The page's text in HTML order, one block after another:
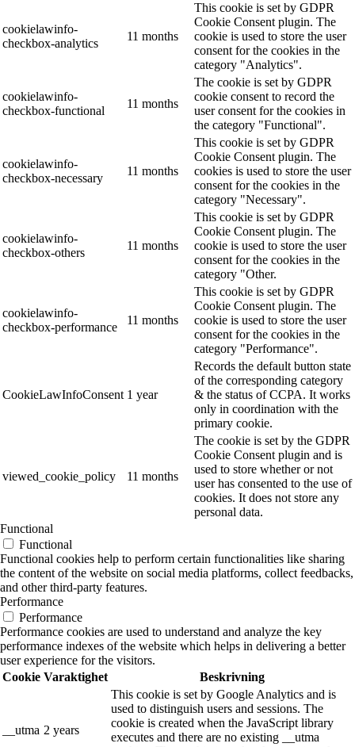
cookielawinfo-
checkbox-analytics
11 months
This cookie is set by GDPR
Cookie Consent plugin. The
cookie is used to store the user
consent for the cookies in the
category "Analytics".
cookielawinfo-
checkbox-functional
11 months
The cookie is set by GDPR
cookie consent to record the
user consent for the cookies in
the category "Functional".
cookielawinfo-
checkbox-necessary
11 months
This cookie is set by GDPR
Cookie Consent plugin. The
cookies is used to store the user
consent for the cookies in the
category "Necessary".
cookielawinfo-
checkbox-others
11 months
This cookie is set by GDPR
Cookie Consent plugin. The
cookie is used to store the user
consent for the cookies in the
category "Other.
cookielawinfo-
checkbox-performance
11 months
This cookie is set by GDPR
Cookie Consent plugin. The
cookie is used to store the user
consent for the cookies in the
category "Performance".
CookieLawInfoConsent 1 year
Records the default button state
of the corresponding category
& the status of CCPA. It works
only in coordination with the
primary cookie.
viewed_cookie_policy 11 months
The cookie is set by the GDPR
Cookie Consent plugin and is
used to store whether or not
user has consented to the use of
cookies. It does not store any
personal data.
Functional
Functional
Functional cookies help to perform certain functionalities like sharing
the content of the website on social media platforms, collect feedbacks,
and other third-party features.
Performance
Performance
Performance cookies are used to understand and analyze the key
performance indexes of the website which helps in delivering a better
user experience for the visitors.
Cookie Varaktighet Beskrivning
__utma 2 years
This cookie is set by Google Analytics and is
used to distinguish users and sessions. The
cookie is created when the JavaScript library
executes and there are no existing __utma